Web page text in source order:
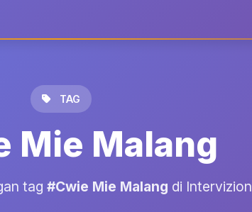
TAG
Mie Malang
tag #Cwie Mie Malang di Intervizion